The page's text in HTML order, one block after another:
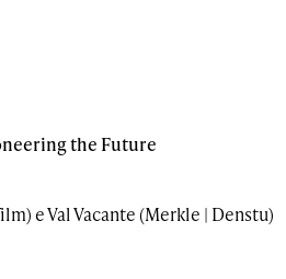
the Future
e Val Vacante (Merkle | Denstu)